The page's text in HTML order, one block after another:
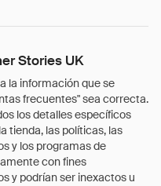
Stories UK
la información que se
frecuentes" sea correcta.
los detalles específicos
tienda, las políticas, las
y los programas de
con fines
y podrían ser inexactos u